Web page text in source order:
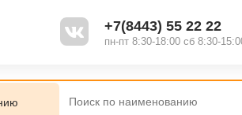
+7(8443) 55 22 22
пн-пт 8:30-18:00 сб 8:30-